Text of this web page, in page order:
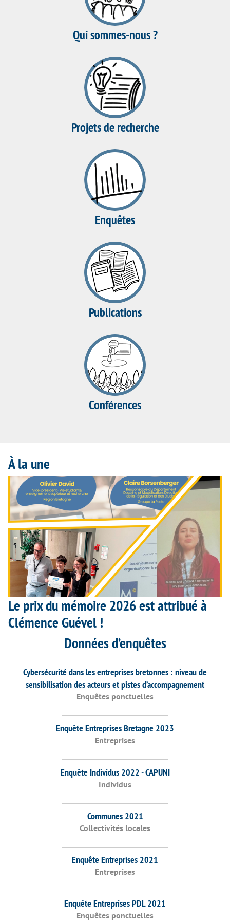
Qui sommes-nous ?
Projets de recherche
Enquêtes
Publications
Conférences
À la une
Le prix du mémoire 2026 est attribué à
Clémence Guével !
Données d’enquêtes
Cybersécurité dans les entreprises bretonnes : niveau de
sensibilisation des acteurs et pistes d’accompagnement
Enquêtes ponctuelles
Enquête Entreprises Bretagne 2023
Entreprises
Enquête Individus 2022 - CAPUNI
Individus
Communes 2021
Collectivités locales
Enquête Entreprises 2021
Entreprises
Enquête Entreprises PDL 2021
Enquêtes ponctuelles